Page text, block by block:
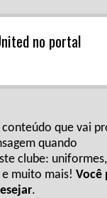
no portal
que vai
quando
clube: uniformes,
muito mais! Você
.